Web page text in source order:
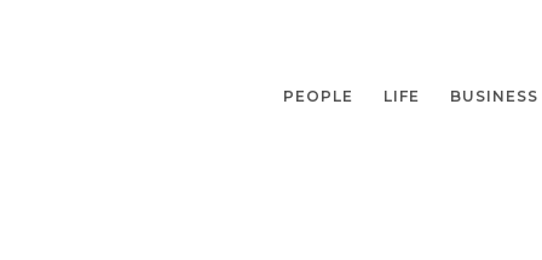
PEOPLE LIFE BUSINESS